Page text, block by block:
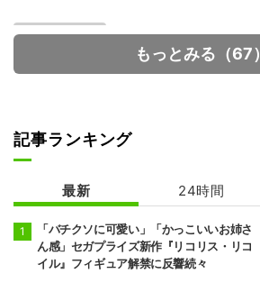
もっとみる（67）
記事ランキング
最新 24時間
「バチクソに可愛い」「かっこいいお姉さ
ん感」セガプライズ新作『リコリス・リコ
イル』フィギュア解禁に反響続々